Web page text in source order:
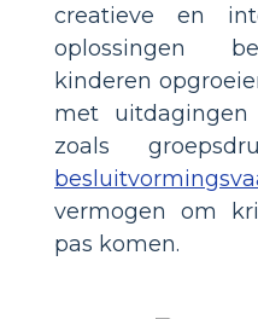
creatieve en
oplossingen
kinderen
met
zoals
vermogen om
pas komen.